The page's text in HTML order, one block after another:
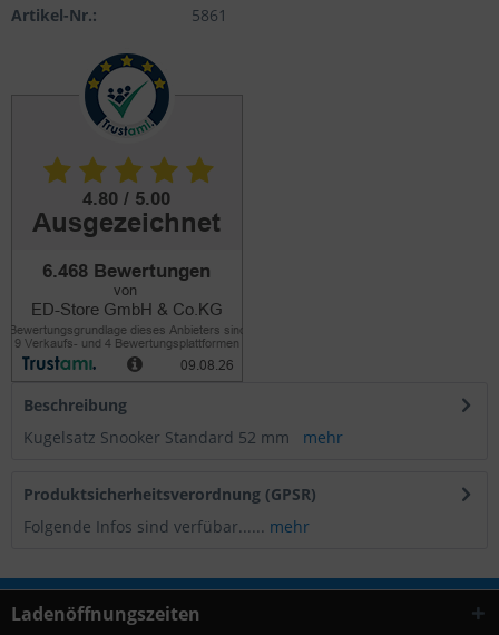
Artikel-Nr.: 5861
Beschreibung
Kugelsatz Snooker Standard 52 mm mehr
Produktsicherheitsverordnung (GPSR)
Folgende Infos sind verfübar...... mehr
Ladenöffnungszeiten